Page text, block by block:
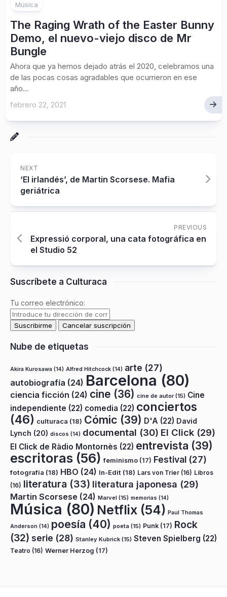
Música
The Raging Wrath of the Easter Bunny
Demo, el nuevo-viejo disco de Mr
Bungle
Ahora que ya hemos dejado atrás el 2020, celebramos una
de las pocas cosas agradables que ocurrieron en ese
año...
febrero 22, 2021
NEXT
‘El irlandés’, de Martin Scorsese. Mafia
geriátrica
PREVIOUS
Expressió corporal, una cata fotográfica en
el Studio 52
Suscríbete a Culturaca
Tu correo electrónico:
Nube de etiquetas
Akira Kurosawa (14) Alfred Hitchcock (14) arte (27)
autobiografía (24) Barcelona (80)
ciencia ficción (24) cine (36) cine de autor(15) Cine
independiente (22) comedia (22) conciertos
(46) culturaca (18) Cómic (39) D'A (22) David
Lynch (20) discos (14) documental (30) El Click (29)
El Click de Ràdio Montornès (22) entrevista (39)
escritoras (56) feminismo (17) Festival (27)
fotografía (18) HBO (24) In-Edit (18) Lars von Trier (16) Libros
(16) literatura (33) literatura japonesa (29)
Martin Scorsese (24) Marvel (15) memorias (14)
Música (80) Netflix (54) Paul Thomas
Anderson (14) poesía (40) poeta (15) Punk (17) Rock
(32) serie (28) Stanley Kubrick (15) Steven Spielberg (22)
Teatro (16) Werner Herzog (17)